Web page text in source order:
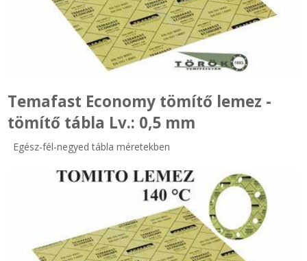
MODELLEZÉS-TECHNIKAI SPORT-MODELLSPORT
KOMPRESSZOR-SZIVATTYÚ TÖMÍTÉS
GOLYÓK-MAGTISZTÍTÓK-KREATÍV
HOSCH IPARI RAGASZTÓ
O-GYŰRŰ
KÁBELVEZETŐ GUMI - HATÁROLÓK
Temafast Economy tömítő lemez -
tömítő tábla Lv.: 0,5 mm
Egész-fél-negyed tábla méretekben